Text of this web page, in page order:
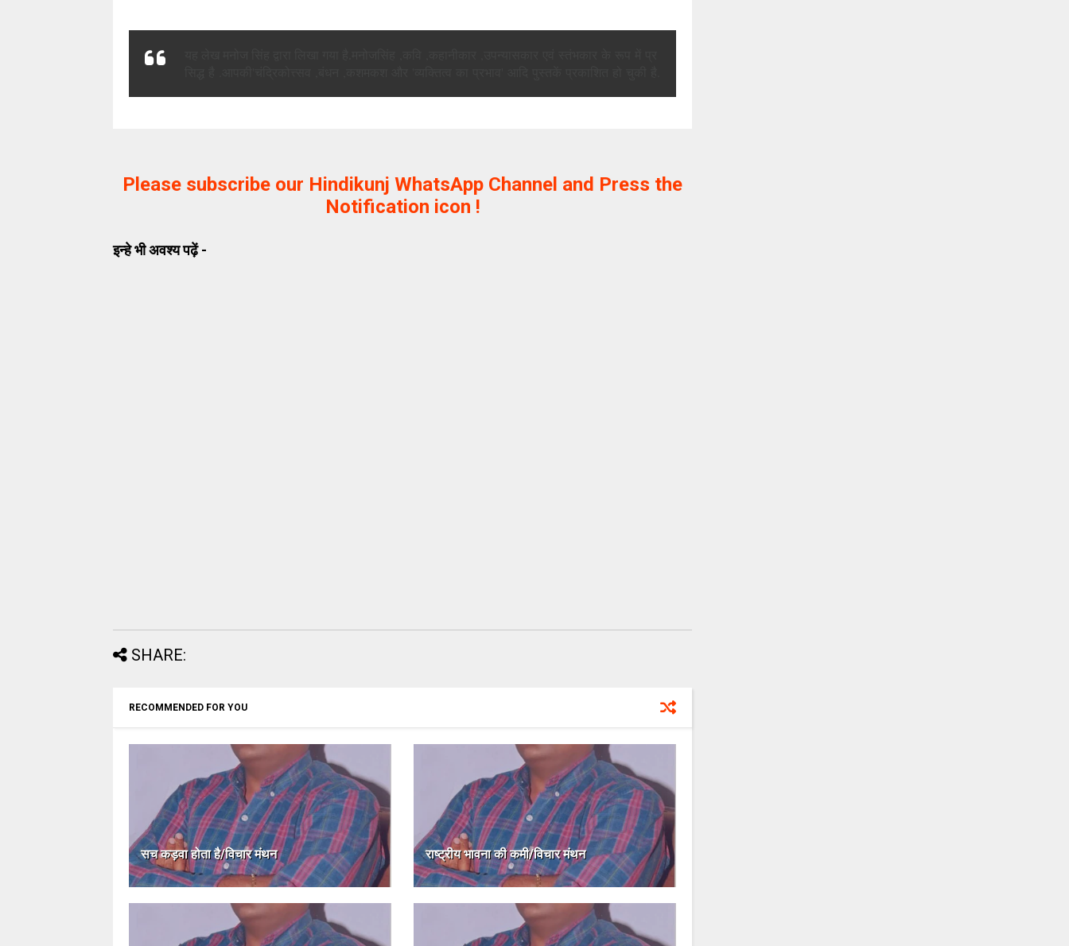
Please subscribe our Hindikunj WhatsApp Channel and Press the
Notification icon !
इन्हे भी अवश्य पढ़ें -
SHARE:
RECOMMENDED FOR YOU
सच कड़वा होता है/विचार मंथन राष्ट्रीय भावना की कमी/विचार मंथन